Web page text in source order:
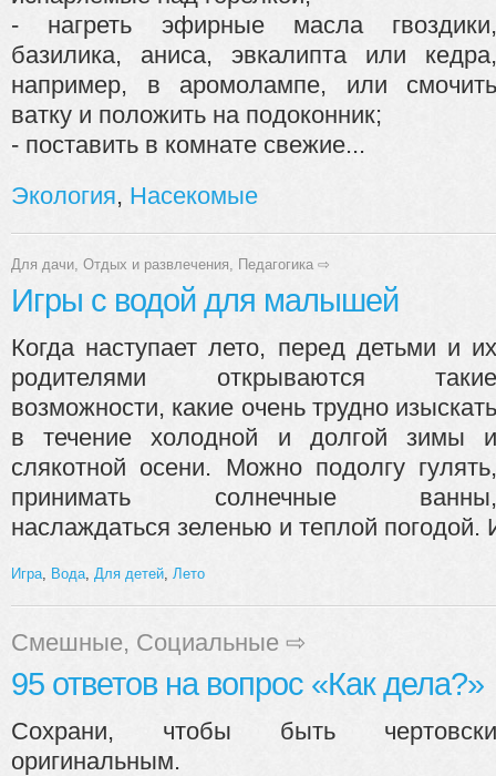
- нагреть эфирные масла гвоздики,
базилика, аниса, эвкалипта или кедра,
например, в аромолампе, или смочить
ватку и положить на подоконник;
- поставить в комнате свежие...
Экология, Насекомые
Для дачи, Отдых и развлечения, Педагогика ⇨
Игры с водой для малышей
Когда наступает лето, перед детьми и их
родителями открываются такие
возможности, какие очень трудно изыскать
в течение холодной и долгой зимы и
слякотной осени. Можно подолгу гулять,
принимать солнечные ванны,
наслаждаться зеленью и теплой погодой.
Игра Вода Для детей Лето
Смешные, Социальные ⇨
95 ответов на вопрос «Как дела?»
Сохрани, чтобы быть чертовски
оригинальным.